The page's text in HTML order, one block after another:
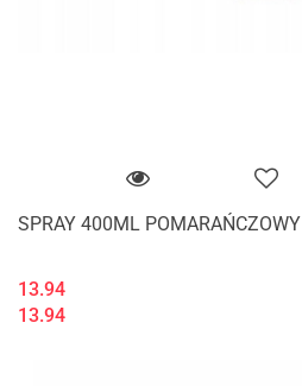
SPRAY 400ML POMARAŃCZOWY
13.94
13.94